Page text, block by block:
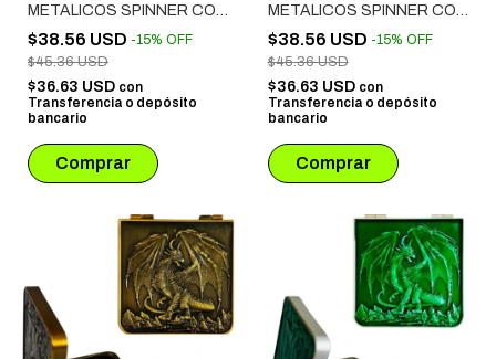
METALICOS SPINNER CON
ESTUCHE SIMIL CUERO #
09 COBRE
$38.56 USD -15% OFF
$45.36 USD
$36.63 USD con
Transferencia o depósito
bancario
METALICOS SPINNER CON
ESTUCHE SIMIL CUERO #
06 DORADO
$38.56 USD -15% OFF
$45.36 USD
$36.63 USD con
Transferencia o depósito
bancario